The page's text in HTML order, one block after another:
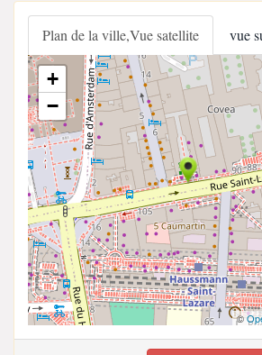
Plan de la ville,Vue satellite vue
+
−
©